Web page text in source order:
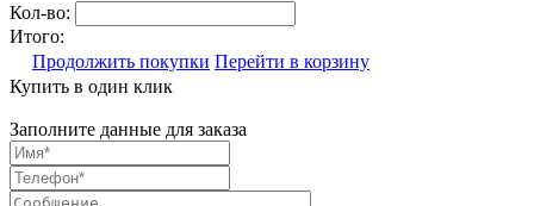
Кол-во:
Итого:
Продолжить покупки Перейти в корзину
Купить в один клик
Заполните данные для заказа